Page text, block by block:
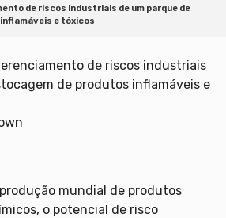
de riscos industriais de um parque de
e tóxicos
de riscos industriais
de produtos inflamáveis e
mundial de produtos
o potencial de risco